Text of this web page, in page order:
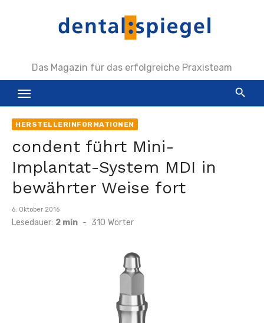
Das Magazin für das erfolgreiche Praxisteam
HERSTELLERINFORMATIONEN
condent führt Mini-
Implantat-System MDI in
bewährter Weise fort
Veröffentlicht
am
6. Oktober 2016
Lesedauer: 2 min - 310 Wörter